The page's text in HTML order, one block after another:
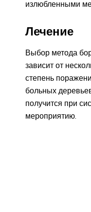
излюбленными
Лечение
Выбор метода
зависит от
степень
больных
получится при
мероприятию.